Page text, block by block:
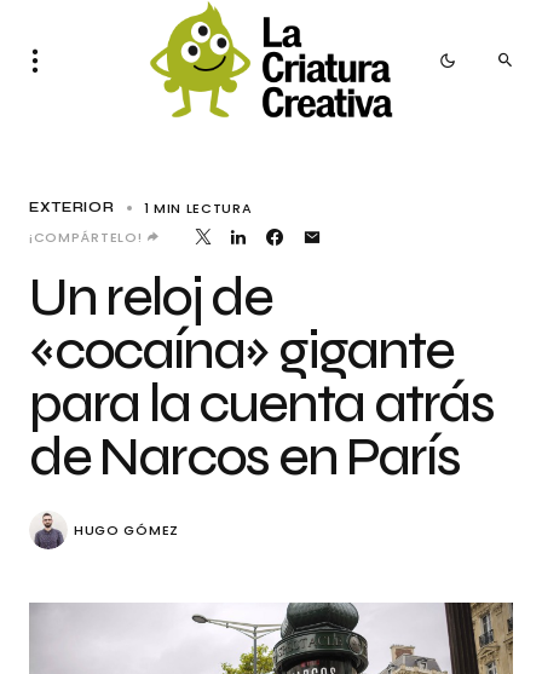
EXTERIOR
1 MIN LECTURA
¡COMPÁRTELO!
Un reloj de
«cocaína» gigante
para la cuenta atrás
de Narcos en París
HUGO GÓMEZ